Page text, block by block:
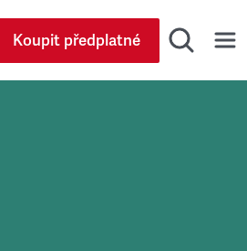
Koupit předplatné